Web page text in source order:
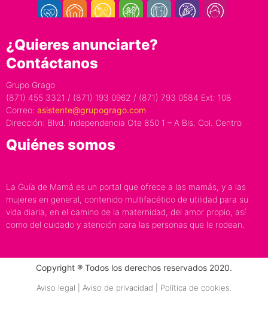
¿Quieres anunciarte?
Contáctanos
Grupo Grago
(871) 455 3321 / (871) 193 0962 / (871) 793 0584 Ext: 108
Correo: asistente@grupogrago.com
Dirección: Blvd. Independencia Ote 850 1 – A Bis. Col. Centro
Quiénes somos
La Guía de Mamá es un portal que ofrece a las mamás, y a las
mujeres en general, contenido multifacético de utilidad para su
vida diaria, en el camino de la maternidad, del amor propio, así
como del cuidado y atención para las personas que le rodean.
Copyright ® Todos los derechos reservados 2020.
Aviso legal | Aviso de privacidad | Política de cookies.